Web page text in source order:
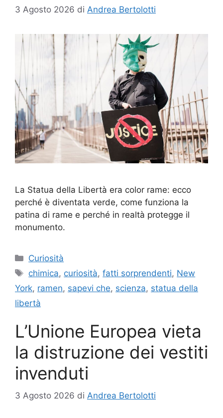
3 Agosto 2026 di Andrea Bertolotti
La Statua della Libertà era color rame: ecco
perché è diventata verde, come funziona la
patina di rame e perché in realtà protegge il
monumento.
Categorie
Curiosità
Tag
chimica, curiosità,fatti sorprendenti, New
York, ramen, sapevi che, scienza, statua della
libertà
L’Unione Europea vieta
la distruzione dei vestiti
invenduti
3 Agosto 2026 di Andrea Bertolotti